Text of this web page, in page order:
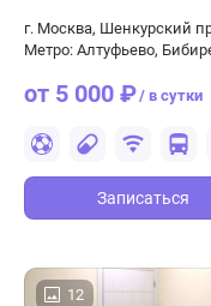
г. Москва, Шенкурский
Метро: Алтуфьево,
от 5 000 ₽/ в сутки
Записаться
12